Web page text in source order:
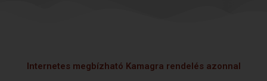
Internetes megbízható Kamagra rendelés azonnal